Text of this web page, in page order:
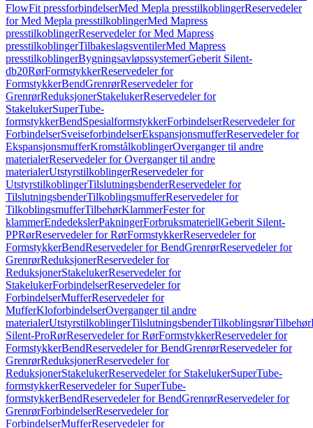
FlowFit pressforbindelserMed Mepla presstilkoblingerReservedeler
for Med Mepla presstilkoblingerMed Mapress
presstilkoblingerReservedeler for Med Mapress
presstilkoblingerTilbakeslagsventilerMed Mapress
presstilkoblingerBygningsavløpssystemerGeberit Silent-
db20RørFormstykkerReservedeler for
FormstykkerBendGrenrørReservedeler for
GrenrørReduksjonerStakelukerReservedeler for
StakelukerSuperTube-
formstykkerBendSpesialformstykkerForbindelserReservedeler for
ForbindelserSveiseforbindelserEkspansjonsmufferReservedeler for
EkspansjonsmufferKromstålkoblingerOverganger til andre
materialerReservedeler for Overganger til andre
materialerUtstyrstilkoblingerReservedeler for
UtstyrstilkoblingerTilslutningsbenderReservedeler for
TilslutningsbenderTilkoblingsmufferReservedeler for
TilkoblingsmufferTilbehørKlammerFester for
klammerEndedekslerPakningerForbruksmateriellGeberit Silent-
PPRørReservedeler for RørFormstykkerReservedeler for
FormstykkerBendReservedeler for BendGrenrørReservedeler for
GrenrørReduksjonerReservedeler for
ReduksjonerStakelukerReservedeler for
StakelukerForbindelserReservedeler for
ForbindelserMufferReservedeler for
MufferKloforbindelserOverganger til andre
materialerUtstyrstilkoblingerTilslutningsbenderTilkoblingsrørTilbehør
Silent-ProRørReservedeler for RørFormstykkerReservedeler for
FormstykkerBendReservedeler for BendGrenrørReservedeler for
GrenrørReduksjonerReservedeler for
ReduksjonerStakelukerReservedeler for StakelukerSuperTube-
formstykkerReservedeler for SuperTube-
formstykkerBendReservedeler for BendGrenrørReservedeler for
GrenrørForbindelserReservedeler for
ForbindelserMufferReservedeler for